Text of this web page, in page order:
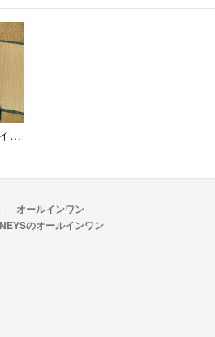
デニムオールインワン Sサイズ
オールインワン
のオールインワン